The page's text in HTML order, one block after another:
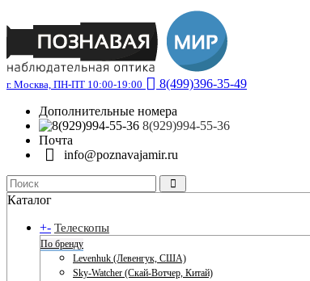
г. Москва, ПН-ПТ 10:00-19:00
8(499)396-35-49
Дополнительные номера
8(929)994-55-36
Почта
info@poznavajamir.ru
Каталог
+- Телескопы
По бренду
Levenhuk (Левенгук, США)
Sky-Watcher (Скай-Вотчер, Китай)